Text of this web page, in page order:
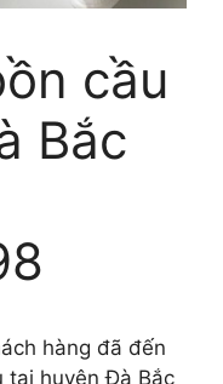
cầu
Bắc
hàng đã đến
tại huyện Đà Bắc